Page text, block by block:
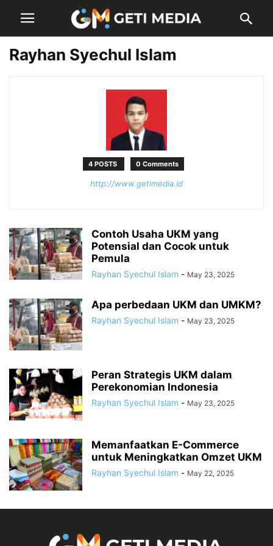
Rayhan Syechul Islam
4 POSTS 0 Comments
http://www.getimedia.id
Contoh Usaha UKM yang
Potensial dan Cocok untuk
Pemula
Rayhan Syechul Islam - May 23, 2025
Apa perbedaan UKM dan UMKM?
Rayhan Syechul Islam - May 23, 2025
Peran Strategis UKM dalam
Perekonomian Indonesia
Rayhan Syechul Islam - May 23, 2025
Memanfaatkan E-Commerce
untuk Meningkatkan Omzet UKM
Rayhan Syechul Islam - May 22, 2025